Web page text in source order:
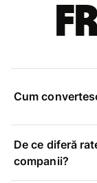
Cum
De ce diferă
companii?